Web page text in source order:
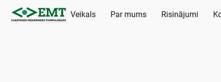
Veikals Par mums Risinājumi